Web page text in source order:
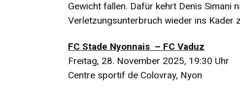
Gewicht fallen. Dafür kehrt Denis Simani
Verletzungsunterbruch wieder ins Kader
FC Stade Nyonnais – FC Vaduz
Freitag, 28. November 2025, 19:30 Uhr
Centre sportif de Colovray, Nyon